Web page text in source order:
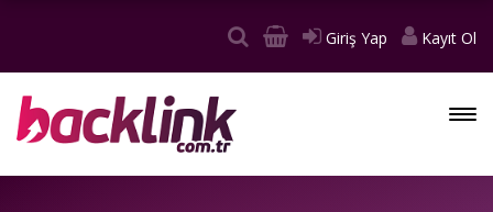
Giriş Yap Kayıt Ol